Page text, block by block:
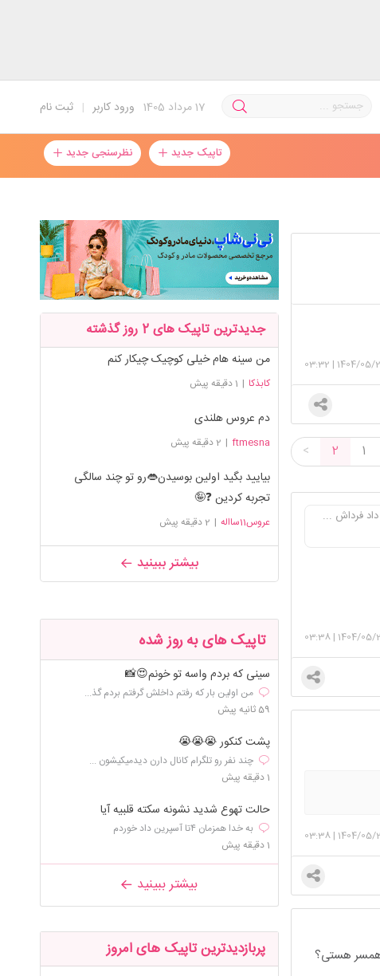
ثبت نام | ورود کاربر 17مرداد 1405
تاپیک جدید نظرسنجی جدید
1404/05/
|
03:32
1
2
<
فرداش ...
1404/05/
|
03:38
1404/05/
|
03:38
همسر هستی؟
جدیدترین تاپیک های 2 روز گذشته
من سینه هام خیلی کوچیک چیکار کنم
کابذکا | 1 دقیقه پیش
دم عروس هلندی
ftmesna
| 2 دقیقه پیش
بیایید بگید اولین بوسیدن👄رو تو چند سالگی
تجربه کردین ❓🤪
عروس11سااله | 2 دقیقه پیش
بیشتر ببینید
تاپیک های به روز شده
سینی که بردم واسه تو خونم😍📸
من اولین بار که رفتم داخلش گرفتم بردم گذ...
59 ثانیه پیش
پشت کنکور 😭😭😭
چند نفر رو تلگرام کانال دارن دیدمیكیشون ...
1 دقیقه پیش
حالت تهوع شدید نشونه سکته قلبیه آیا
به خدا همزمان ۴تا آسپرین داد خوردم
1 دقیقه پیش
بیشتر ببینید
پربازدیدترین تاپیک های امروز